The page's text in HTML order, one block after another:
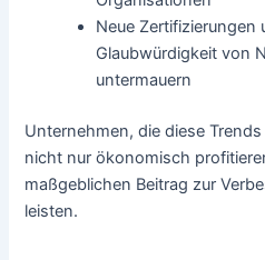
Neue Zertifizierungen
Glaubwürdigkeit von
untermauern
Unternehmen, die diese
nicht nur ökonomisch
maßgeblichen Beitrag zur
leisten.